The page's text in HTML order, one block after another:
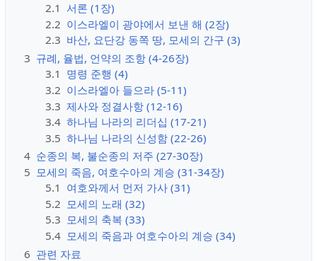
2.1 서론 (1장)
2.2 이스라엘이 광야에서 보낸 해 (2장)
2.3 바산, 요단강 동쪽 땅, 모세의 간구 (3)
3 규례, 율법, 언약의 조항 (4-26장)
3.1 명령 준행 (4)
3.2 이스라엘아 들으라 (5-11)
3.3 제사와 정결사항 (12-16)
3.4 하나님 나라의 리더십 (17-21)
3.5 하나님 나라의 신성함 (22-26)
4 순종의 복, 불순종의 저주 (27-30장)
5 모세의 죽음, 여호수아의 계승 (31-34장)
5.1 여호와께서 먼저 가사 (31)
5.2 모세의 노래 (32)
5.3 모세의 축복 (33)
5.4 모세의 죽음과 여호수아의 계승 (34)
6 관련 자료